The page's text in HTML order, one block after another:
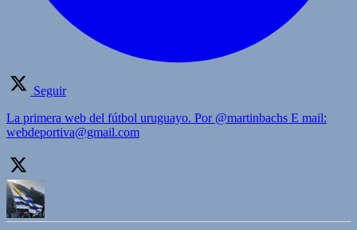
Seguir
La primera web del fútbol uruguayo. Por @martinbachs E mail:
webdeportiva@gmail.com